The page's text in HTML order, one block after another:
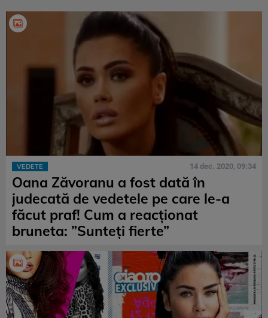
VEDETE 14 dec. 2020, 09:34
Oana Zăvoranu a fost dată în
judecată de vedetele pe care le-a
făcut praf! Cum a reacționat
bruneta: ”Sunteți fierte”